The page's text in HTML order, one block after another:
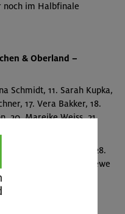
im Halbfinale
& Oberland –
Schmidt, 11. Sarah Kupka,
17. Vera Bakker, 18.
20. Mareike Weiss, 21.
Funk, 15. Julius Rüth, 28.
35. Moritz Priewe